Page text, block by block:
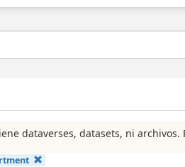
dataverses, datasets, ni archivos.